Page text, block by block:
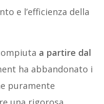
e l’efficienza della
a partire dal
ha abbandonato i
puramente